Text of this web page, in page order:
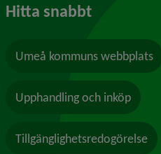
Hitta snabbt
Umeå kommuns webbplats
Upphandling och inköp
Tillgänglighetsredogörelse